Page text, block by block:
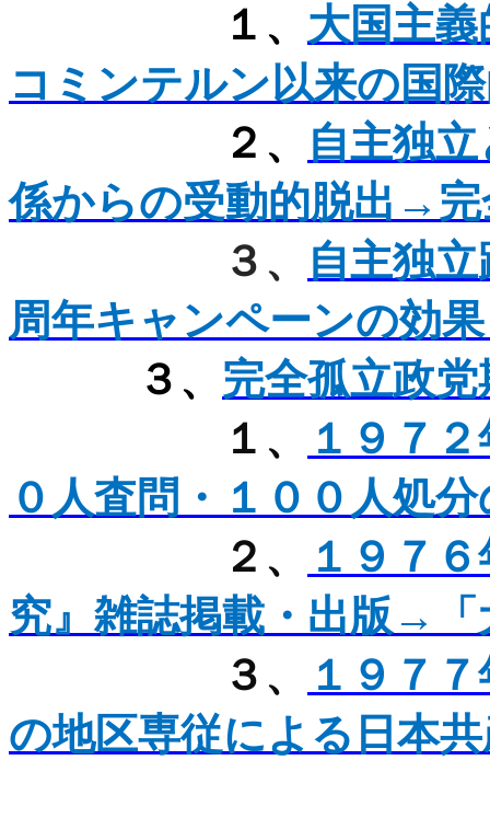
１、 大国主
コミンテルン以来の国
２、
自主独
係からの受動的脱出→完
３、
自主独
周年キャンペーンの効
３、 完全孤立政
１、
１９７
０人査問・１００人処
２、
１９７
究』雑誌掲載・出版→
３、
１９７
の地区専従による日本